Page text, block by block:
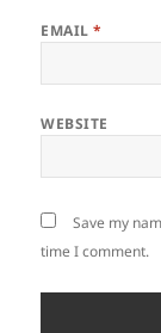
EMAIL*
WEBSITE
Save my
time I comment.